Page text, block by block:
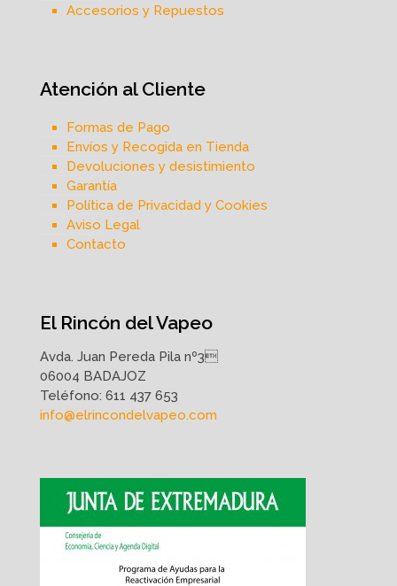
Accesorios y Repuestos
Atención al Cliente
Formas de Pago
Envíos y Recogida en Tienda
Devoluciones y desistimiento
Garantía
Política de Privacidad y Cookies
Aviso Legal
Contacto
El Rincón del Vapeo
Avda. Juan Pereda Pila nº3
06004 BADAJOZ
Teléfono: 611 437 653
info@elrincondelvapeo.com